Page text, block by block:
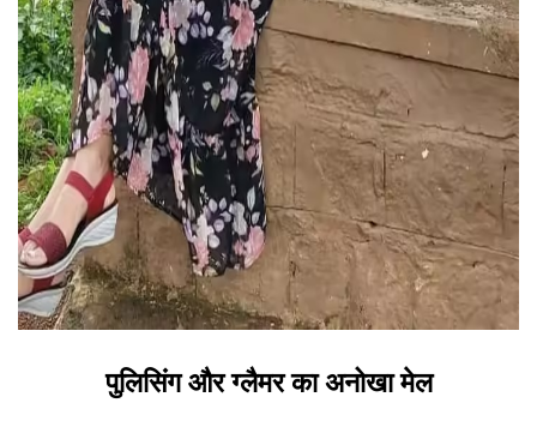
पुलिसिंग और ग्लैमर का अनोखा मेल